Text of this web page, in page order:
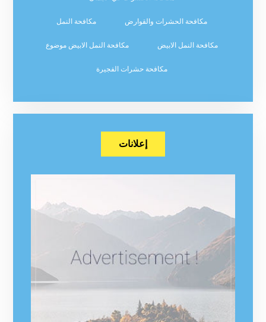
مكافحة الحشرات والقوارض مكافحة النمل
مكافحة النمل الابيض مكافحة النمل الابيض موضوع
مكافحة حشرات الفجيرة
إعلانات